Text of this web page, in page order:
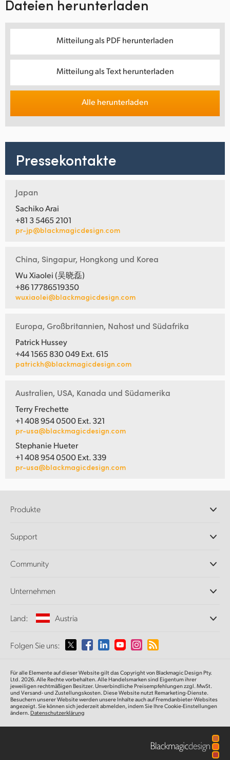
Dateien herunterladen
Mitteilung als PDF herunterladen
Mitteilung als Text herunterladen
Alle herunterladen
Pressekontakte
Japan
Sachiko Arai
+81 3 5465 2101
pr-jp@blackmagicdesign.com
China, Singapur, Hongkong und Korea
Wu Xiaolei (吴晓磊)
+86 17786519350
wuxiaolei@blackmagicdesign.com
Europa, Großbritannien, Nahost und Südafrika
Patrick Hussey
+44 1565 830 049 Ext. 615
patrickh@blackmagicdesign.com
Australien, USA, Kanada und Südamerika
Terry Frechette
+1 408 954 0500 Ext. 321
pr-usa@blackmagicdesign.com
Stephanie Hueter
+1 408 954 0500 Ext. 339
pr-usa@blackmagicdesign.com
Produkte
DaVinci Resolve und Fusion Software
Ultimatte
Aufzeichnung und Wiedergabe
Norm- und Formatwandlung
Netzwerkspeicher
Signalverteilung und Distribution
Streaming und Encoding
Support
Support-Center
Community
Unternehmen
Informationen über uns
Medien
Land: Austria
Wählen Sie Ihr Land aus
Australia
Austria
Folgen Sie uns:
Für alle Elemente auf dieser Website gilt das Copyright von Blackmagic Design Pty.
Ltd. 2026. Alle Rechte vorbehalten. Alle Handelsmarken sind Eigentum ihrer
jeweiligen rechtmäßigen Besitzer. Unverbindliche Preisempfehlungen zzgl. MwSt.
und Versand- und Zustellungskosten. Diese Website nutzt Remarketing-Dienste.
Besuchern unserer Website werden unsere Inhalte auch auf Fremdanbieter-Websites
angezeigt. Sie können sich jederzeit abmelden, indem Sie Ihre Cookie-Einstellungen
ändern.Datenschutzerklärung